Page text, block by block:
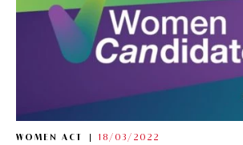
WOMEN ACT 18/03/2022